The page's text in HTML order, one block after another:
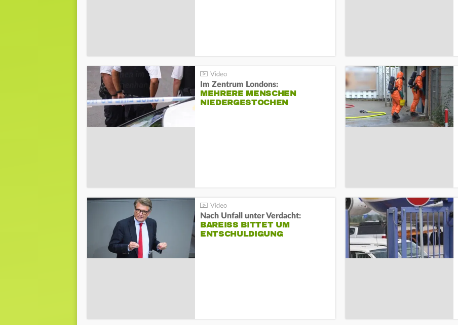
Im Zentrum Londons:
MEHRERE MENSCHEN
NIEDERGESTOCHEN
Nach Unfall unter Verdacht:
BAREISS BITTET UM E
NTSCHULDIGUNG